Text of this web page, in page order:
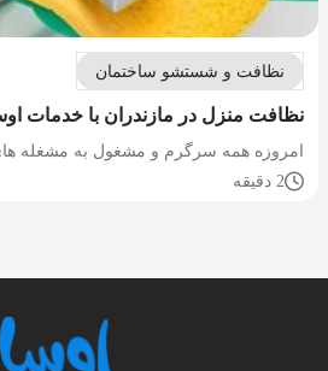
نظافت و شستشو ساختمان
نظافت منزل در مازندران با خدمات
امروزه همه سرگرم و مشغول به مشغله
2 دقیقه